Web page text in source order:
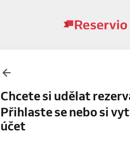
Chcete si udělat
Přihlaste se nebo si
účet